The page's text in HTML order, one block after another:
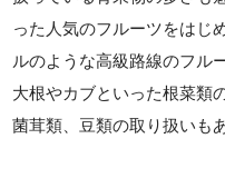
った人気のフルーツをはじ
ルのような高級路線のフル
大根やカブといった根菜類
菌茸類、豆類の取り扱いも